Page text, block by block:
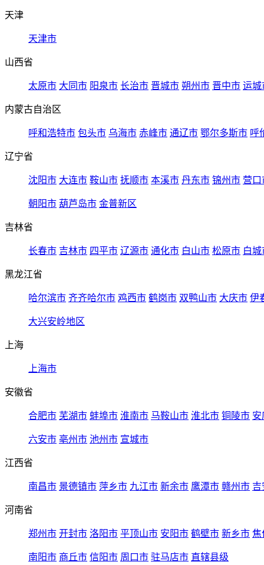
天津
天津市
山西省
太原市 大同市 阳泉市 长治市 晋城市 朔州市 晋中市 运城
内蒙古自治区
呼和浩特市 包头市 乌海市 赤峰市 通辽市 鄂尔多斯市 呼
辽宁省
沈阳市 大连市 鞍山市 抚顺市 本溪市 丹东市 锦州市 营口
朝阳市 葫芦岛市 金普新区
吉林省
长春市 吉林市 四平市 辽源市 通化市 白山市 松原市 白城
黑龙江省
哈尔滨市 齐齐哈尔市 鸡西市 鹤岗市 双鸭山市 大庆市 伊
大兴安岭地区
上海
上海市
安徽省
合肥市 芜湖市 蚌埠市 淮南市 马鞍山市 淮北市 铜陵市 安
六安市 亳州市 池州市 宣城市
江西省
南昌市 景德镇市 萍乡市 九江市 新余市 鹰潭市 赣州市 吉
河南省
郑州市 开封市 洛阳市 平顶山市 安阳市 鹤壁市 新乡市 焦
南阳市 商丘市 信阳市 周口市 驻马店市 直辖县级